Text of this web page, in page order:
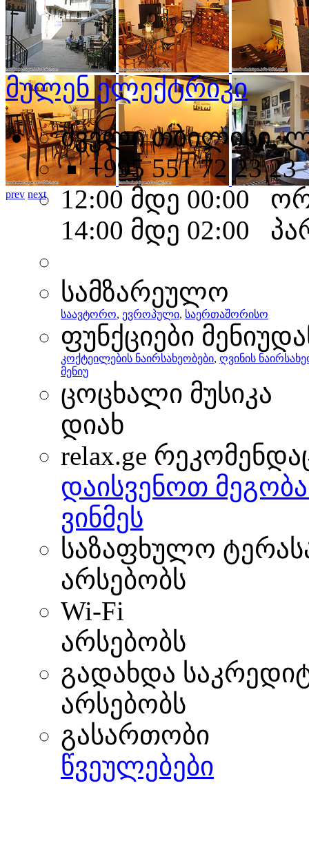
prev next
მულენ ელექტრიკი
ძველი თბილისი,
+995 551 72 23 23
12:00 მდე 00:00
14:00 მდე 02:00
სამზარეულო
საავტორო, ევროპული, საერთაშორისო
ფუნქციები
კოქტეილების ნაირსახეობები, ღვინის
მენიუ
ცოცხალი მუსიკა
დიახ
relax.ge
დაისვენოთ
ვინმეს
საზაფხულო
არსებობს
Wi-Fi
არსებობს
გადახდა
არსებობს
გასართობი
წვეულებები